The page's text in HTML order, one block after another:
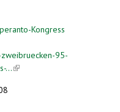
Kongress
95-
...(link is external)